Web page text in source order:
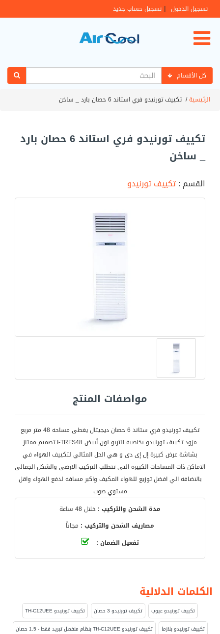
تسجيل الدخول | تسجيل حساب جديد
كل الأقسام
الرئيسية/تكييف تورنيدو فري استاند 6 حصان بارد _ ساخن
تكييف تورنيدو فري استاند 6 حصان بارد
_ ساخن
القسم :تكييف تورنيدو
مواصفات المنتج
تكييف تورنيدو فري ستاند 6 حصان ديجيتال يغطى مساحه 48 متر مربع
مزود تكييف تورنيدو بخاصية التربو لون أبيض I-TRFS48 تصميم ممتاز
بشاشة عرض كبيرة إل إى دى و هي الحل المثالي لتكييف الهواء في
الاماكن ذات المساحات الكبيره التي تتطلب التركيب الارضي والشكل الجمالي
بالاضافه الي افضل توزيع للهواء المكيف واكبر مسافه لدفع الهواء واقل
مستوي صوت
مدة الشحن والتركيب : خلال 48 ساعة
مصاريف الشحن والتركيب : مجاناً
تفعيل الضمان :
الكلمات الدلالية
تكييف تورنيدو عيوب تكييف تورنيدو 3 حصان
تكييف تورنيدو TH-C12UEE
تكييف تورنيدو بلازما
تكييف تورنيدو TH-C12UEE بنظام منفصل تبريد فقط - 1.5 حصان